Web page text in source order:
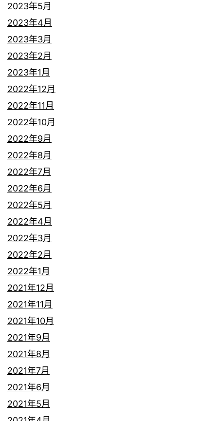
2023年5月
2023年4月
2023年3月
2023年2月
2023年1月
2022年12月
2022年11月
2022年10月
2022年9月
2022年8月
2022年7月
2022年6月
2022年5月
2022年4月
2022年3月
2022年2月
2022年1月
2021年12月
2021年11月
2021年10月
2021年9月
2021年8月
2021年7月
2021年6月
2021年5月